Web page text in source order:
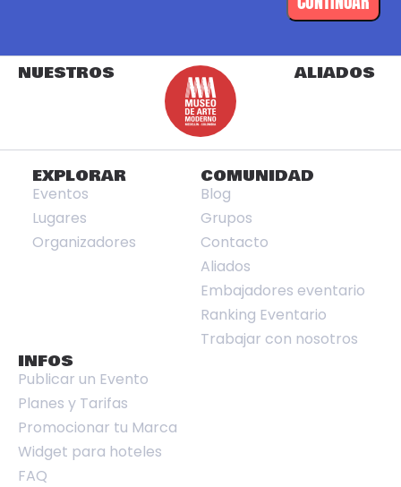
NUESTROS ALIADOS
EXPLORAR
Eventos
Lugares
Organizadores
COMUNIDAD
Blog
Grupos
Contacto
Aliados
Embajadores eventario
Ranking Eventario
Trabajar con nosotros
INFOS
Publicar un Evento
Planes y Tarifas
Promocionar tu Marca
Widget para hoteles
FAQ